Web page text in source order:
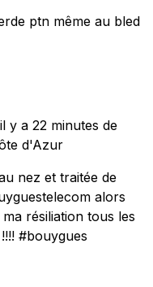
ptn même au bled
il y a 22 minutes de
d'Azur
nez et traitée de
alors
résiliation tous les
#bouygues